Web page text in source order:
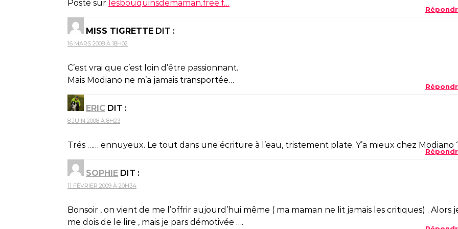
Posté sur lesbouquinsdemaman.free.f…
MISS TIGRETTE DIT :
16 MARS 2008 À 18H02
C’est vrai que c’est loin d’être passionnant.
Mais Modiano ne m’a jamais transportée…
ERIC DIT :
8 JUIN 2008 À 8H23
Trés …… ennuyeux. Le tout dans une écriture à l’eau, tristement plate. Y’a mieux chez Modiano
SOPHIE DIT :
11 FÉVRIER 2009 À 20H34
Bonsoir , on vient de me l’offrir aujourd’hui même ( ma maman ne lit jamais les critiques) . Alors
me dois de le lire , mais je pars démotivée ….